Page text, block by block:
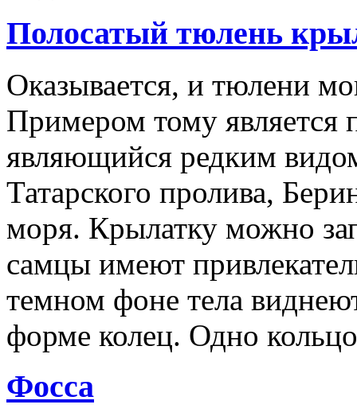
Полосатый тюлень
Оказывается, и тюлени
Примером тому является
являющийся редким
Татарского пролива,
моря. Крылатку можно
самцы имеют
темном фоне тела
форме колец. Одно
Фосса